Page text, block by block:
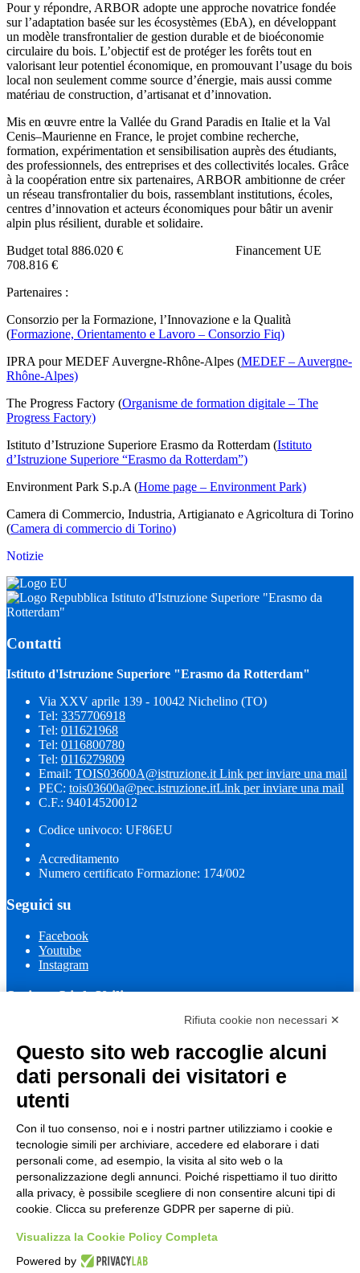
Pour y répondre, ARBOR adopte une approche novatrice fondée
sur l’adaptation basée sur les écosystèmes (EbA), en développant
un modèle transfrontalier de gestion durable et de bioéconomie
circulaire du bois. L’objectif est de protéger les forêts tout en
valorisant leur potentiel économique, en promouvant l’usage du bois
local non seulement comme source d’énergie, mais aussi comme
matériau de construction, d’artisanat et d’innovation.
Mis en œuvre entre la Vallée du Grand Paradis en Italie et la Val
Cenis–Maurienne en France, le projet combine recherche,
formation, expérimentation et sensibilisation auprès des étudiants,
des professionnels, des entreprises et des collectivités locales. Grâce
à la coopération entre six partenaires, ARBOR ambitionne de créer
un réseau transfrontalier du bois, rassemblant institutions, écoles,
centres d’innovation et acteurs économiques pour bâtir un avenir
alpin plus résilient, durable et solidaire.
Budget total 886.020 € Financement UE
708.816 €
Partenaires :
Consorzio per la Formazione, l’Innovazione e la Qualità
(Formazione, Orientamento e Lavoro – Consorzio Fiq)
IPRA pour MEDEF Auvergne-Rhône-Alpes (MEDEF – Auvergne-
Rhône-Alpes)
The Progress Factory (Organisme de formation digitale – The
Progress Factory)
Istituto d’Istruzione Superiore Erasmo da Rotterdam (Istituto
d’Istruzione Superiore “Erasmo da Rotterdam”)
Environment Park S.p.A (Home page – Environment Park)
Camera di Commercio, Industria, Artigianato e Agricoltura di Torino
(Camera di commercio di Torino)
Notizie
Istituto d'Istruzione Superiore "Erasmo da
Rotterdam"
Contatti
Istituto d'Istruzione Superiore "Erasmo da Rotterdam"
Via XXV aprile 139 - 10042 Nichelino (TO)
Tel: 3357706918
Tel: 011621968
Tel: 0116800780
Tel: 0116279809
Email: TOIS03600A@istruzione.itLink per inviare una mail
PEC: tois03600a@pec.istruzione.itLink per inviare una mail
C.F.: 94014520012
Codice univoco: UF86EU
Accreditamento
Numero certificato Formazione: 174/002
Seguici su
Facebook
Youtube
Instagram
Sezione Link Utili
Informativa Privacy
Ufficio Relazioni con il Pubblico
Dichiarazione di accessibilità
Obiettivi di accessibilità
Gestione consensi cookie
Amministrazione trasparente
Pagina visualizzata
647 volte
Sezione Copyright
Copyright 2026 | Engineered and powered by Gruppo Spaggiari
Parma S.p.A. | Divisione Publishing & New Social Media
Rifiuta cookie non necessari ✕
Questo sito web raccoglie alcuni
dati personali dei visitatori e
utenti
Con il tuo consenso, noi e i nostri partner utilizziamo i cookie e
tecnologie simili per archiviare, accedere ed elaborare i dati
personali come, ad esempio, la visita al sito web o la
personalizzazione degli annunci. Poiché rispettiamo il tuo diritto
alla privacy, è possibile scegliere di non consentire alcuni tipi di
cookie. Clicca su preferenze GDPR per saperne di più.
Visualizza la Cookie Policy Completa
Powered by